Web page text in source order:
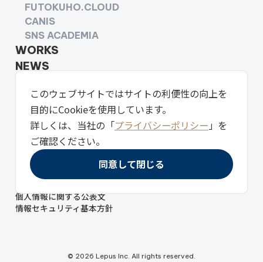
FUTOKUHO.CLOUD
CANIS
SNS ACADEMIA
WORKS
NEWS
CONTACT
プライバシーポリシー
個人情報に関する公表文
情報セキュリティ基本方針
© 2026 Lepus Inc. All rights reserved.
このウェブサイトではサイトの利便性の向上を
目的にCookieを使用しています。
詳しくは、当社の「プライバシーポリシー 」を
ご確認ください。
同意して閉じる